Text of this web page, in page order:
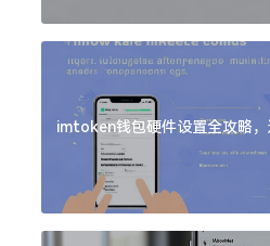
imtoken钱包硬件设置全攻略